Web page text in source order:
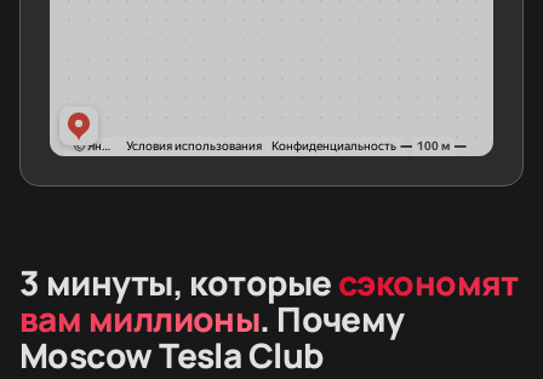
3 минуты, которыесэкономят
вам миллионы. Почему
Moscow Tesla Club